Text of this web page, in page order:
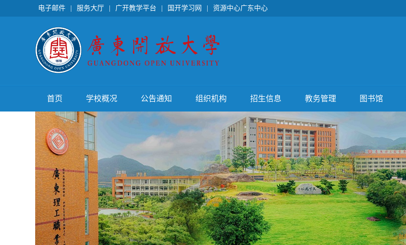
电子邮件 服务大厅 广开教学平台 国开学习网 资源中心广东中心
首页 学校概况 公告通知 组织机构 招生信息 教务管理 图书馆